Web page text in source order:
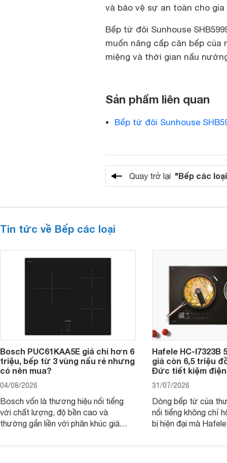
và bảo vệ sự an toàn cho gia
Bếp từ đôi Sunhouse
muốn nâng cấp căn bếp của
miệng và thời gian nấu
Sản phẩm liên quan
Bếp từ đôi Sunhouse
Quay trở lại "Bếp các
Tin tức về Bếp các loại
Bosch PUC61KAA5E giá chỉ hơn 6
triệu, bếp từ 3 vùng nấu rẻ nhưng
có nên mua?
04/08/2026
Bosch vốn là thương hiệu nổi tiếng
với chất lượng, độ bền cao và
thường gắn liền với phân khúc giá
Hafele HC-I7323B
giá còn 6,5 triệu
Đức tiết kiệm
31/07/2026
Dòng bếp từ của
nổi tiếng không chỉ
bị hiện đại mà